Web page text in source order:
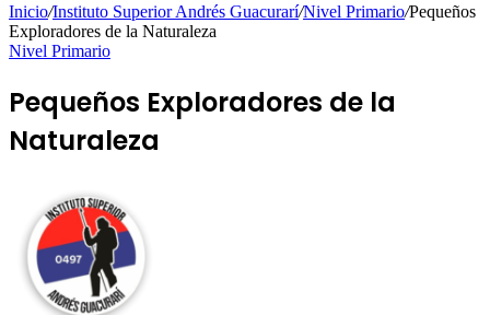
Inicio/Instituto Superior Andrés Guacurarí/Nivel Primario/Pequeños
Exploradores de la Naturaleza
Nivel Primario
Pequeños Exploradores de la
Naturaleza